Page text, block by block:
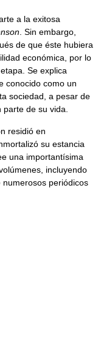
a la exitosa
. Sin embargo,
de que éste hubiera
económica, por lo
Se explica
conocido como un
sociedad, a pesar de
de su vida.
residió en
su estancia
una importantísima
incluyendo
periódicos